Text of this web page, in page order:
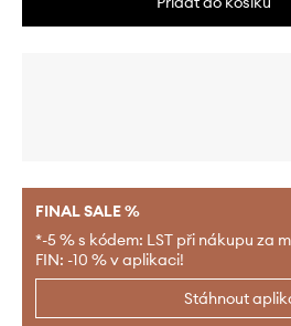
FINAL SALE %
*-5 % s kódem: LST při nákupu za
FIN: -10 % v aplikaci!
Stáhnout